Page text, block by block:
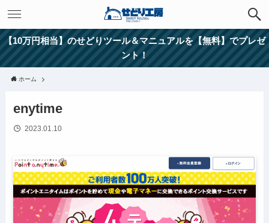
【10万円相当】のせどりツール＆マニュアルを【無料】でプレゼ
ント！
ホーム
enytime
2023.01.10